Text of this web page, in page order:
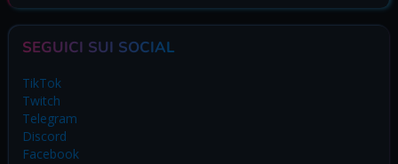
SEGUICI SUI SOCIAL
TikTok
Twitch
Telegram
Discord
Facebook